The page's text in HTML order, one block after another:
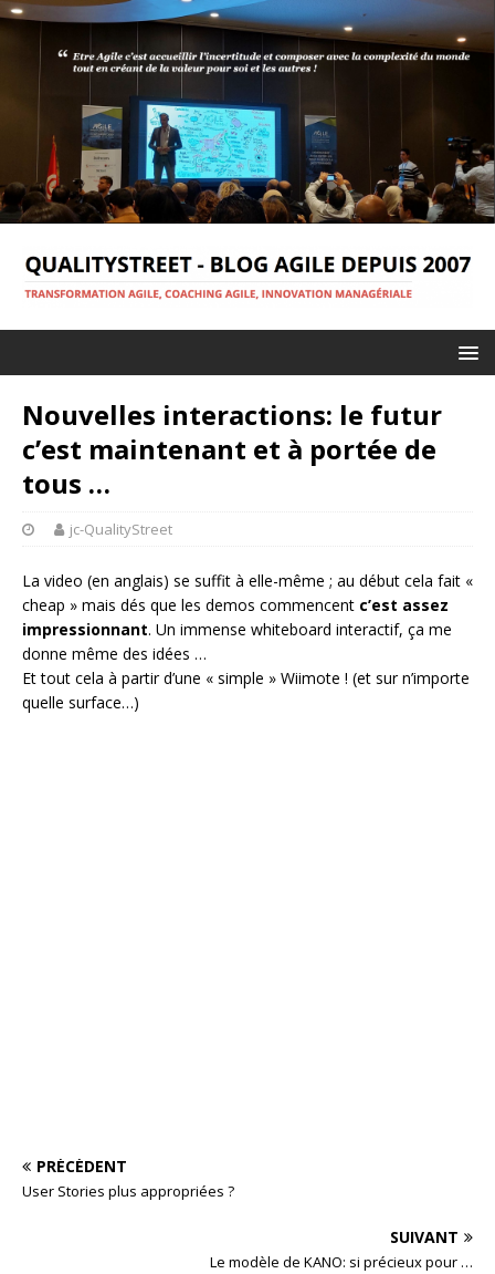
Nouvelles interactions: le futur
c’est maintenant et à portée de
tous …
jc-QualityStreet
La video (en anglais) se suffit à elle-même ; au début cela fait «
cheap » mais dés que les demos commencent c’est assez
impressionnant. Un immense whiteboard interactif, ça me
donne même des idées …
Et tout cela à partir d’une « simple » Wiimote ! (et sur n’importe
quelle surface…)
PRÉCÉDENT
User Stories plus appropriées ?
SUIVANT
Le modèle de KANO: si précieux pour …